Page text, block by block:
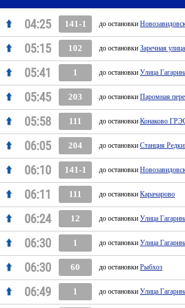
04:25 141-1 до остановки
05:15 102 до остановки Заречная улица
05:41 1 до остановки Улица
05:45 203 до остановки Паромная
05:58 111 до остановки Конаково
06:05 204 до остановки Станция
06:10 141-1 до остановки
06:11 111 до остановки Карачарово
06:24 12 до остановки Улица
06:30 1 до остановки Улица
06:30 60 до остановки Рыбхоз
06:49 1 до остановки Улица